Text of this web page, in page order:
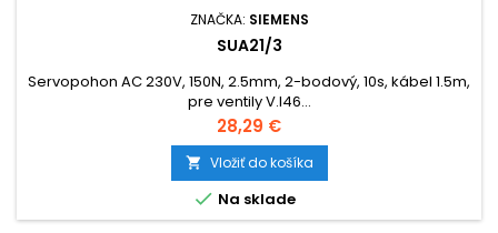
ZNAČKA: SIEMENS
SUA21/3
Servopohon AC 230V, 150N, 2.5mm, 2-bodový, 10s, kábel 1.5m,
pre ventily V.I46…
Cena
28,29 €
 Vložiť do košíka
 Na sklade